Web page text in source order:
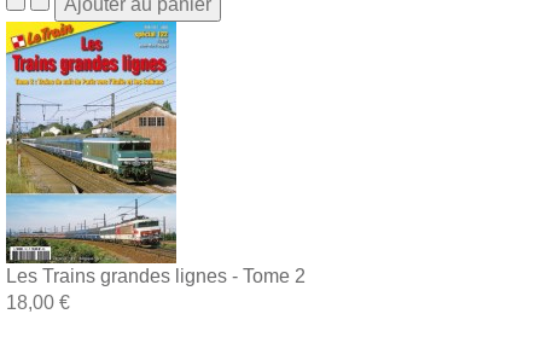
Les Trains grandes lignes - Tome 2
18,00 €